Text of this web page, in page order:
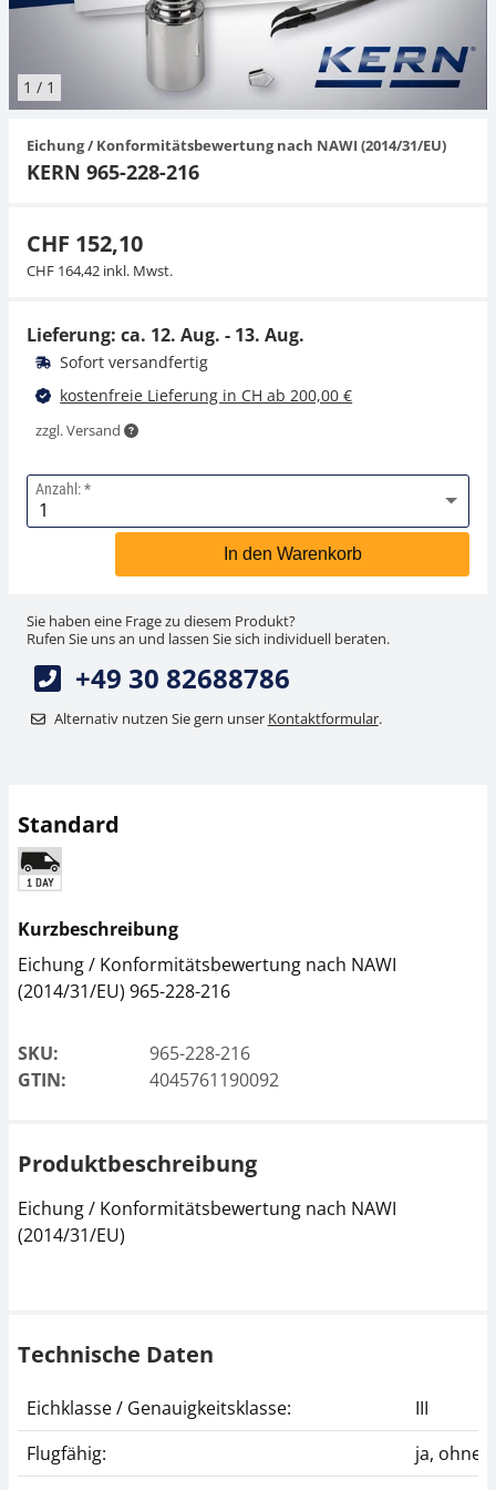
1 / 1
Eichung / Konformitätsbewertung nach NAWI (2014/31/EU)
KERN 965-228-216
CHF 152,10
CHF 164,42 inkl. Mwst.
Lieferung: ca. 12. Aug. - 13. Aug.
Sofort versandfertig
kostenfreie Lieferung in CH ab 200,00 €
zzgl. Versand
Anzahl:
In den Warenkorb
Sie haben eine Frage zu diesem Produkt?
Rufen Sie uns an und lassen Sie sich individuell beraten.
+49 30 82688786
Alternativ nutzen Sie gern unser Kontaktformular.
Standard
Kurzbeschreibung
Eichung / Konformitätsbewertung nach NAWI
(2014/31/EU) 965-228-216
SKU:
965-228-216
GTIN:
4045761190092
Produktbeschreibung
Eichung / Konformitätsbewertung nach NAWI
(2014/31/EU)
Technische Daten
Eichklasse / Genauigkeitsklasse:
III
Flugfähig:
ja, ohne
Kranwaagen
Tischwaagen
Zubehör
Zug- und Druck-Kraftmesszellen
Zugvorrichtungen
Externe Beleuchtungseinheiten
Mikroskopkameras
Expertenanwendungen
Universelle Anwendungen
Farbmessung
Zubehör